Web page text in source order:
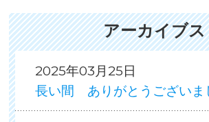
アーカイブス
2025年03月25日
長い間 ありがとうございま